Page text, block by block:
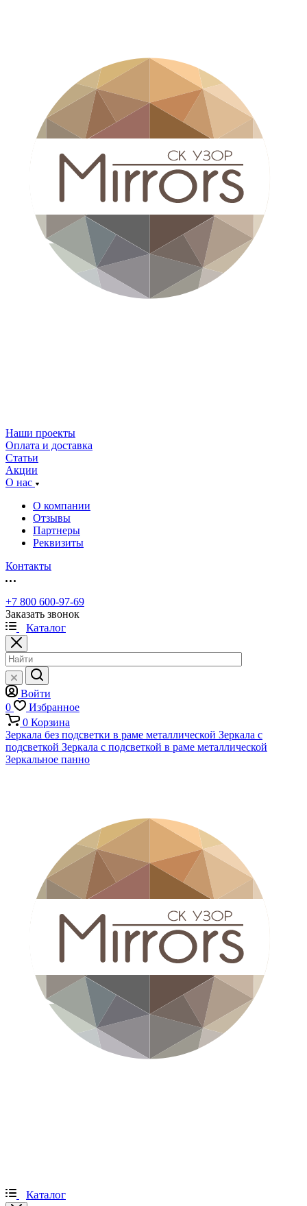
Наши проекты
Оплата и доставка
Статьи
Акции
О нас
О компании
Отзывы
Партнеры
Реквизиты
Контакты
+7 800 600-97-69
Заказать звонок
Каталог
Войти
0
Избранное
0 Корзина
Зеркала без подсветки в раме металлической Зеркала с
подсветкой Зеркала с подсветкой в раме металлической
Зеркальное панно
Каталог